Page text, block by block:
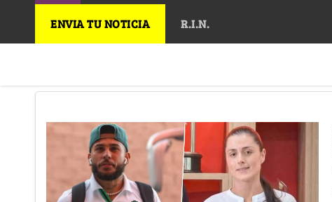
ENVIA TU NOTICIA R.I.N.